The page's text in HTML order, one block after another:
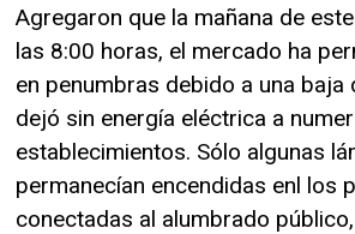
Agregaron que la mañana de
las 8:00 horas, el mercado ha
en penumbras debido a una baja
dejó sin energía eléctrica a
establecimientos. Sólo algunas
permanecían encendidas enl los
conectadas al alumbrado